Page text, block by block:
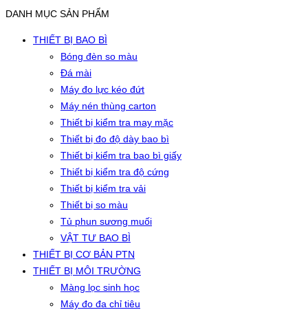
DANH MỤC SẢN PHẨM
THIẾT BỊ BAO BÌ
Bóng đèn so màu
Đá mài
Máy đo lực kéo đứt
Máy nén thùng carton
Thiết bị kiểm tra may mặc
Thiết bị đo độ dày bao bì
Thiết bị kiểm tra bao bì giấy
Thiết bị kiểm tra độ cứng
Thiết bị kiểm tra vải
Thiết bị so màu
Tủ phun sương muối
VẬT TƯ BAO BÌ
THIẾT BỊ CƠ BẢN PTN
THIẾT BỊ MÔI TRƯỜNG
Màng lọc sinh học
Máy đo đa chỉ tiêu